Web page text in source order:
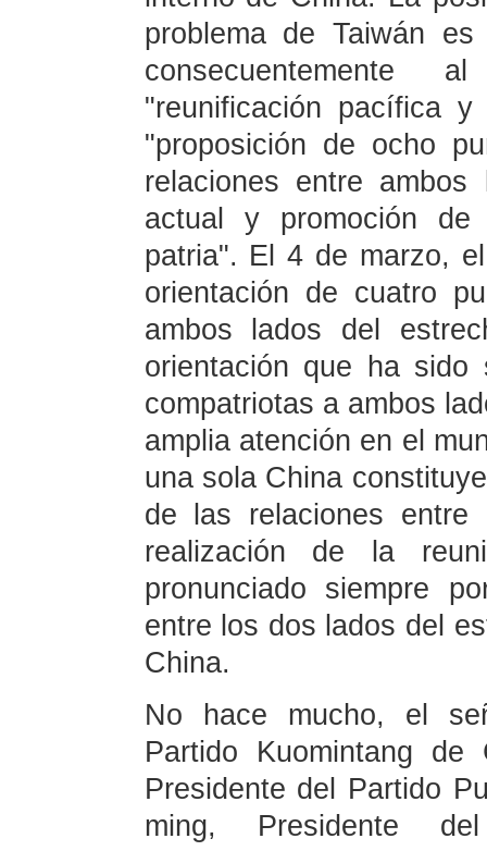
problema de Taiwán
consecuentemente
"reunificación pacífica
"proposición de ocho
relaciones entre
actual y promoción
patria". El 4 de marzo,
orientación de cuatro
ambos lados del
orientación que ha sido
compatriotas a ambos
amplia atención en el
una sola China
de las relaciones
realización de la
pronunciado siempre
entre los dos lados del
China.
No hace mucho, el
Partido Kuomintang
Presidente del Partido
ming, Presidente